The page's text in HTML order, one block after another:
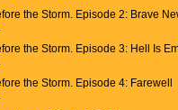
the Storm. Episode 2: Brave
the Storm. Episode 3: Hell Is
the Storm. Episode 4: Farewell